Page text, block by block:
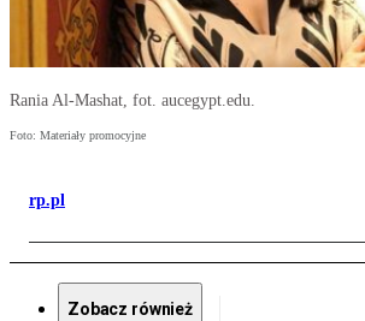
Rania Al-Mashat, fot. aucegypt.edu.
Foto: Materiały promocyjne
rp.pl
Zobacz również